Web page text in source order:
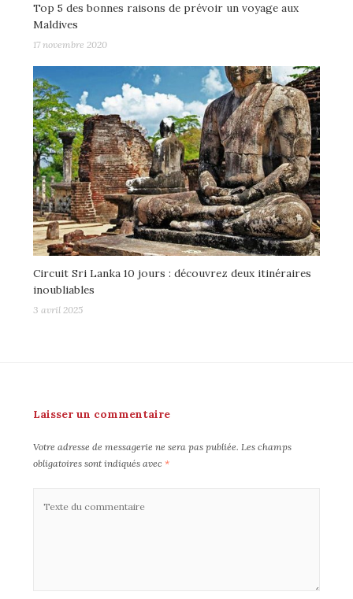
Top 5 des bonnes raisons de prévoir un voyage aux
Maldives
17 novembre 2020
Circuit Sri Lanka 10 jours : découvrez deux itinéraires
inoubliables
3 avril 2025
Laisser un commentaire
Votre adresse de messagerie ne sera pas publiée. Les champs
obligatoires sont indiqués avec *